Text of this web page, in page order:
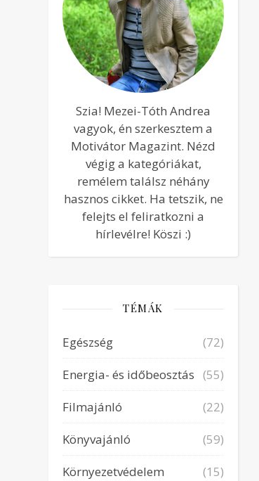
Szia! Mezei-Tóth Andrea
vagyok, én szerkesztem a
Motivátor Magazint. Nézd
végig a kategóriákat,
remélem találsz néhány
hasznos cikket. Ha tetszik, ne
felejts el feliratkozni a
hírlevélre! Köszi :)
TÉMÁK
Egészség
(72)
Energia- és időbeosztás (55)
Filmajánló
(22)
Könyvajánló
(59)
Környezetvédelem
(15)